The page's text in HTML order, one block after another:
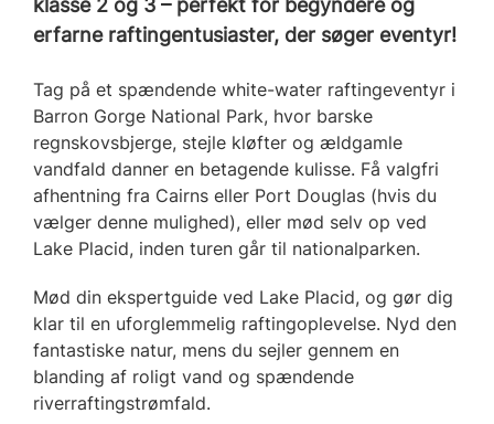
klasse 2 og 3 – perfekt for begyndere og
erfarne raftingentusiaster, der søger eventyr!
Tag på et spændende white-water raftingeventyr i
Barron Gorge National Park, hvor barske
regnskovsbjerge, stejle kløfter og ældgamle
vandfald danner en betagende kulisse. Få valgfri
afhentning fra Cairns eller Port Douglas (hvis du
vælger denne mulighed), eller mød selv op ved
Lake Placid, inden turen går til nationalparken.
Mød din ekspertguide ved Lake Placid, og gør dig
klar til en uforglemmelig raftingoplevelse. Nyd den
fantastiske natur, mens du sejler gennem en
blanding af roligt vand og spændende
riverraftingstrømfald.